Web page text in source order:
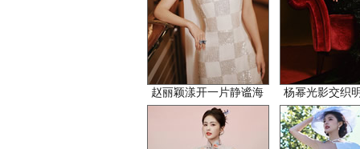
赵丽颖漾开一片静谧海 杨幂光影交织